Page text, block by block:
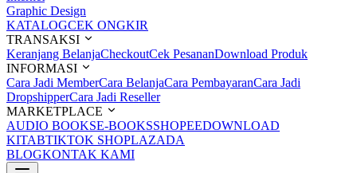
Graphic Design
KATALOGCEK ONGKIR
TRANSAKSI
Keranjang BelanjaCheckoutCek PesananDownload Produk
INFORMASI
Cara Jadi MemberCara BelanjaCara PembayaranCara Jadi
DropshipperCara Jadi Reseller
MARKETPLACE
AUDIO BOOKSE-BOOKSSHOPEEDOWNLOAD
KITABTIKTOK SHOPLAZADA
BLOGKONTAK KAMI